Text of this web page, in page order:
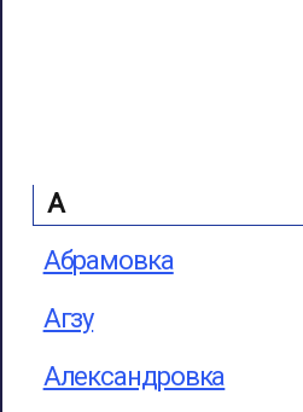
А
Абрамовка
Агзу
Александровка